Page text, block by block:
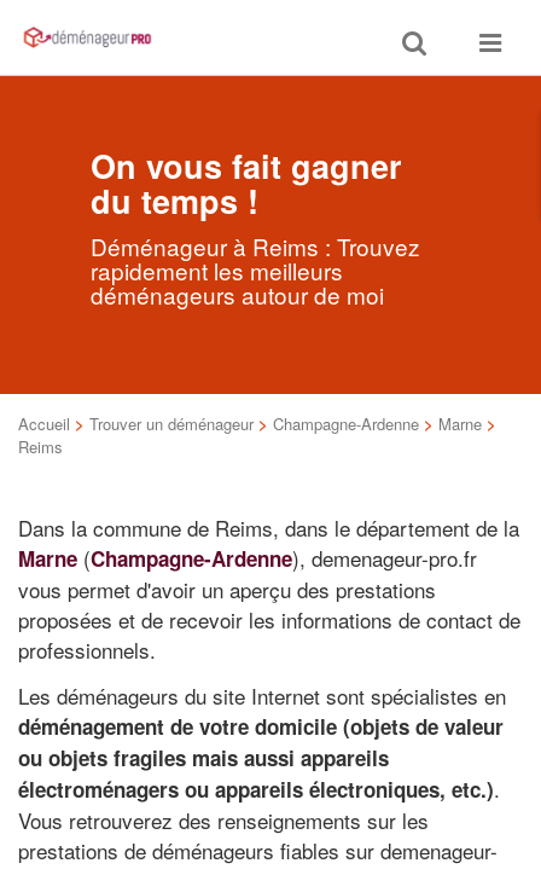
Toggle
search
Toggle
On vous fait gagner
du temps !
Déménageur à Reims : Trouvez
rapidement les meilleurs
déménageurs autour de moi
Accueil > Trouver un déménageur > Champagne-Ardenne > Marne >
Reims
Dans la commune de Reims, dans le département de la
Marne (Champagne-Ardenne), demenageur-pro.fr
vous permet d'avoir un aperçu des prestations
proposées et de recevoir les informations de contact de
professionnels.
Les déménageurs du site Internet sont spécialistes en
déménagement de votre domicile (objets de valeur
ou objets fragiles mais aussi appareils
électroménagers ou appareils électroniques, etc.).
Vous retrouverez des renseignements sur les
prestations de déménageurs fiables sur demenageur-